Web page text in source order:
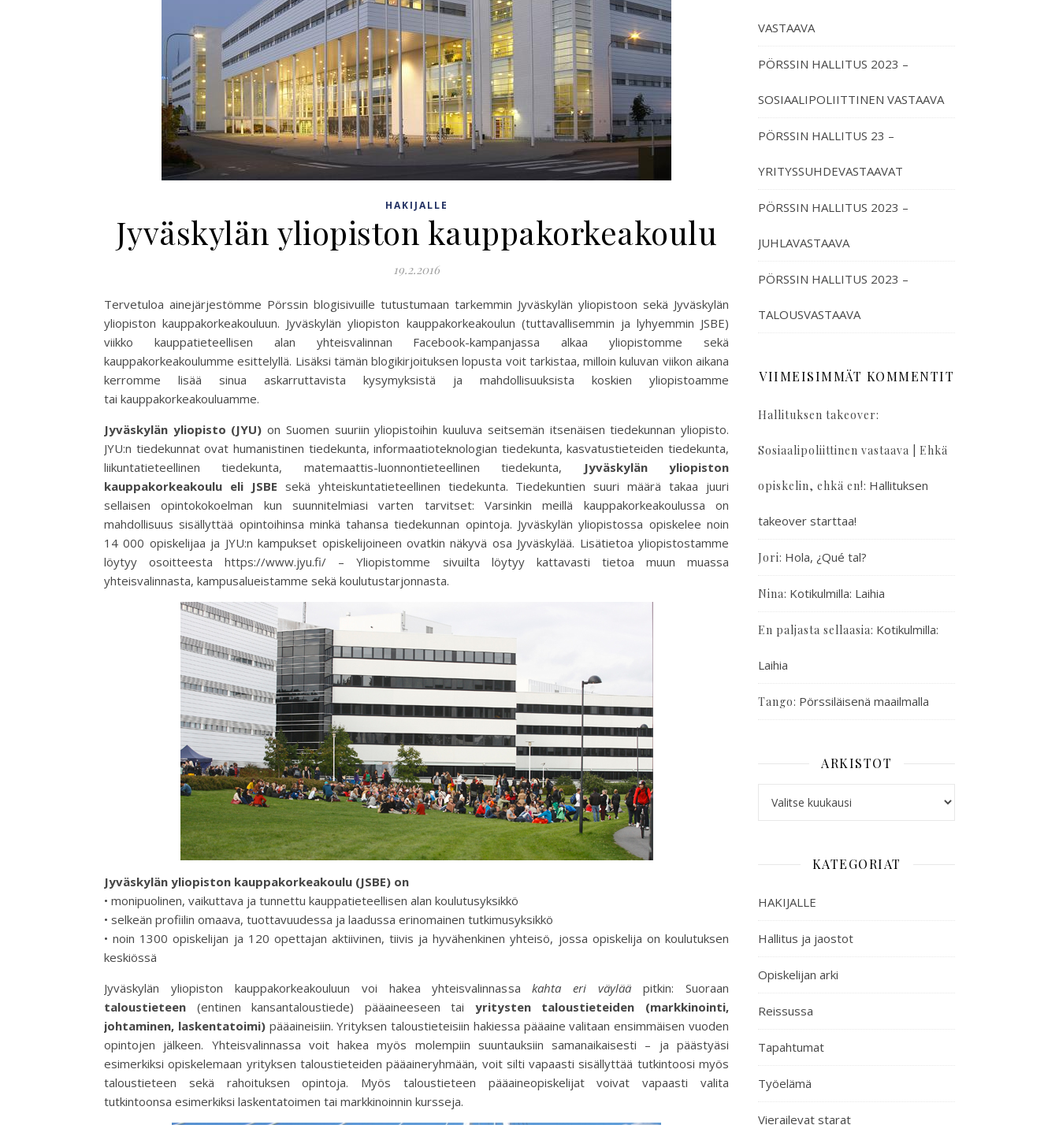
HAKIJALLE
Jyväskylän yliopiston kauppakorkeakoulu
19.2.2016
Tervetuloa ainejärjestömme Pörssin blogisivuille tutustumaan tarkemmin Jyväskylän yliopistoon sekä Jyväskylän
yliopiston kauppakorkeakouluun. Jyväskylän yliopiston kauppakorkeakoulun (tuttavallisemmin ja lyhyemmin JSBE)
viikko kauppatieteellisen alan yhteisvalinnan Facebook-kampanjassa alkaa yliopistomme sekä
kauppakorkeakoulumme esittelyllä. Lisäksi tämän blogikirjoituksen lopusta voit tarkistaa, milloin kuluvan viikon aikana
kerromme lisää sinua askarruttavista kysymyksistä ja mahdollisuuksista koskien yliopistoamme
tai kauppakorkeakouluamme.
Jyväskylän yliopisto (JYU)on Suomen suuriin yliopistoihin kuuluva seitsemän itsenäisen tiedekunnan yliopisto.
JYU:n tiedekunnat ovat humanistinen tiedekunta, informaatioteknologian tiedekunta, kasvatustieteiden tiedekunta,
liikuntatieteellinen tiedekunta, matemaattis-luonnontieteellinen tiedekunta,
Jyväskylän yliopiston
kauppakorkeakoulu eli JSBE sekä yhteiskuntatieteellinen tiedekunta. Tiedekuntien suuri määrä takaa juuri
sellaisen opintokokoelman kun suunnitelmiasi varten tarvitset: Varsinkin meillä kauppakorkeakoulussa on
mahdollisuus sisällyttää opintoihinsa minkä tahansa tiedekunnan opintoja. Jyväskylän yliopistossa opiskelee noin
14 000 opiskelijaa ja JYU:n kampukset opiskelijoineen ovatkin näkyvä osa Jyväskylää. Lisätietoa yliopistostamme
löytyy osoitteesta https://www.jyu.fi/ – Yliopistomme sivuilta löytyy kattavasti tietoa muun muassa
yhteisvalinnasta, kampusalueistamme sekä koulutustarjonnasta.
Jyväskylän yliopiston kauppakorkeakoulu (JSBE) on
• monipuolinen, vaikuttava ja tunnettu kauppatieteellisen alan koulutusyksikkö
• selkeän profiilin omaava, tuottavuudessa ja laadussa erinomainen tutkimusyksikkö
• noin 1300 opiskelijan ja 120 opettajan aktiivinen, tiivis ja hyvähenkinen yhteisö, jossa opiskelija on koulutuksen
keskiössä
Jyväskylän yliopiston kauppakorkeakouluun voi hakea yhteisvalinnassakahta eri väylää pitkin: Suoraan
taloustieteen (entinen kansantaloustiede) pääaineeseen tai yritysten taloustieteiden (markkinointi,
johtaminen, laskentatoimi)pääaineisiin. Yrityksen taloustieteisiin hakiessa pääaine valitaan ensimmäisen vuoden
opintojen jälkeen. Yhteisvalinnassa voit hakea myös molempiin suuntauksiin samanaikaisesti – ja päästyäsi
esimerkiksi opiskelemaan yrityksen taloustieteiden pääaineryhmään, voit silti vapaasti sisällyttää tutkintoosi myös
taloustieteen sekä rahoituksen opintoja. Myös taloustieteen pääaineopiskelijat voivat vapaasti valita
tutkintoonsa esimerkiksi laskentatoimen tai markkinoinnin kursseja.
VASTAAVA
PÖRSSIN HALLITUS 2023 –
SOSIAALIPOLIITTINEN VASTAAVA
PÖRSSIN HALLITUS 23 –
YRITYSSUHDEVASTAAVAT
PÖRSSIN HALLITUS 2023 –
JUHLAVASTAAVA
PÖRSSIN HALLITUS 2023 –
TALOUSVASTAAVA
VIIMEISIMMÄT KOMMENTIT
Hallituksen takeover:
Sosiaalipoliittinen vastaava | Ehkä
opiskelin, ehkä en!: Hallituksen
takeover starttaa!
Jori: Hola, ¿Qué tal?
Nina: Kotikulmilla: Laihia
En paljasta sellaasia: Kotikulmilla:
Laihia
Tango: Pörssiläisenä maailmalla
ARKISTOT
KATEGORIAT
HAKIJALLE
Hallitus ja jaostot
Opiskelijan arki
Reissussa
Tapahtumat
Työelämä
Vierailevat starat